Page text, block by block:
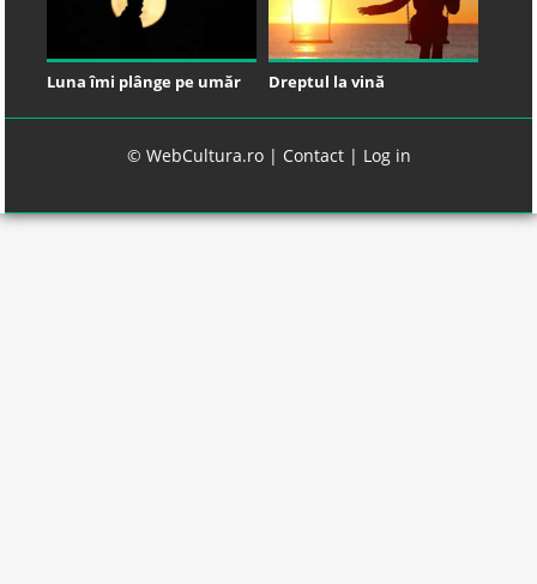
Luna îmi plânge pe umăr Dreptul la vină
© WebCultura.ro | Contact| Log in